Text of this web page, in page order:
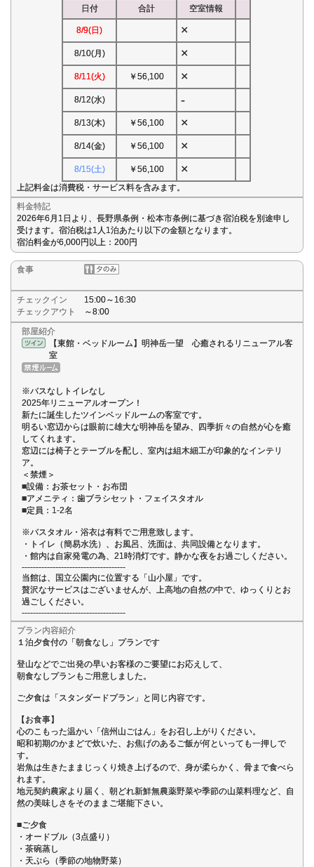
日付 合計 空室情報
8/9(日) ×
8/10(月) ×
8/11(火) ￥56,100 ×
8/12(水) -
8/13(木) ￥56,100 ×
8/14(金) ￥56,100 ×
8/15(土) ￥56,100 ×
上記料金は消費税・サービス料を含みます。
料金特記
2026年6月1日より、長野県条例・松本市条例に基づき宿泊税を別途申し
受けます。宿泊税は1人1泊あたり以下の金額となります。
宿泊料金が6,000円以上：200円
食事
チェックイン
15:00～16:30
チェックアウト
～8:00
部屋紹介
【東館・ベッドルーム】明神岳一望 心癒されるリニューアル客
室
※バスなしトイレなし
2025年リニューアルオープン！
新たに誕生したツインベッドルームの客室です。
明るい窓辺からは眼前に雄大な明神岳を望み、四季折々の自然が心を癒
してくれます。
窓辺には椅子とテーブルを配し、室内は組木細工が印象的なインテリ
ア。
＜禁煙＞
■設備：お茶セット・お布団
■アメニティ：歯ブラシセット・フェイスタオル
■定員：1-2名
※バスタオル・浴衣は有料でご用意致します。
・トイレ（簡易水洗）、お風呂、洗面は、共同設備となります。
・館内は自家発電の為、21時消灯です。静かな夜をお過ごしください。
-------------------------------------
当館は、国立公園内に位置する「山小屋」です。
贅沢なサービスはございませんが、上高地の自然の中で、ゆっくりとお
過ごしください。
-------------------------------------
プラン内容紹介
１泊夕食付の「朝食なし」プランです
登山などでご出発の早いお客様のご要望にお応えして、
朝食なしプランもご用意しました。
ご夕食は「スタンダードプラン」と同じ内容です。
【お食事】
心のこもった温かい「信州山ごはん」をお召し上がりください。
昭和初期のかまどで炊いた、お焦げのあるご飯が何といっても一押しで
す。
岩魚は生きたままじっくり焼き上げるので、身が柔らかく、骨まで食べら
れます。
地元契約農家より届く、朝どれ新鮮無農薬野菜や季節の山菜料理など、自
然の美味しさをそのままご堪能下さい。
■ご夕食
・オードブル（3点盛り）
・茶碗蒸し
・天ぷら（季節の地物野菜）